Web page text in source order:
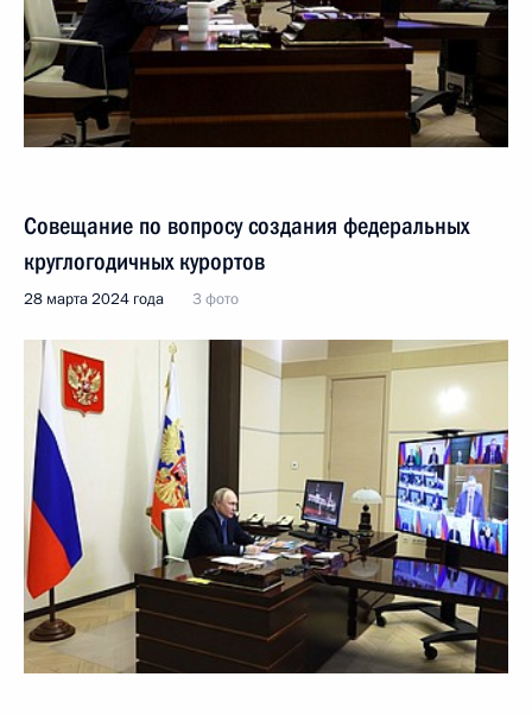
Совещание по вопросу создания федеральных
круглогодичных курортов
28 марта 2024 года 3 фото